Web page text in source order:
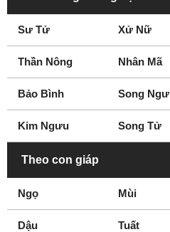
Sư Tử Xử Nữ
Thần Nông Nhân Mã
Bảo Bình Song Ngư
Kim Ngưu Song Tử
Theo con giáp
Ngọ Mùi
Dậu Tuất